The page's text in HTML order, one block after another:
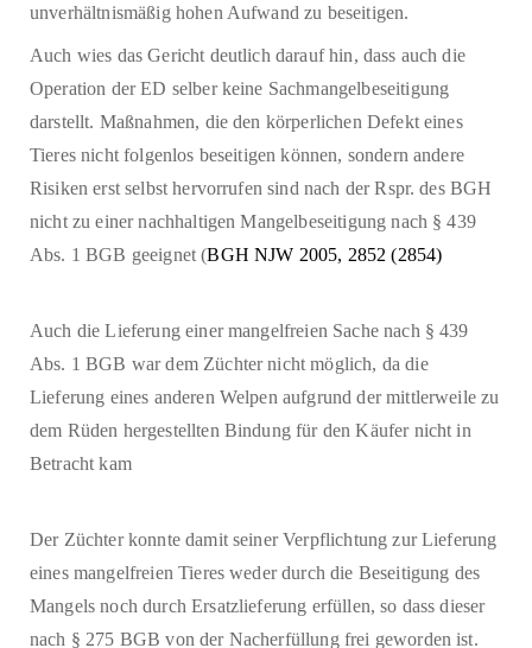
unverhältnismäßig hohen Aufwand zu beseitigen.
Auch wies das Gericht deutlich darauf hin, dass auch die
Operation der ED selber keine Sachmangelbeseitigung
darstellt. Maßnahmen, die den körperlichen Defekt eines
Tieres nicht folgenlos beseitigen können, sondern andere
Risiken erst selbst hervorrufen sind nach der Rspr. des BGH
nicht zu einer nachhaltigen Mangelbeseitigung nach § 439
Abs. 1 BGB geeignet (BGH NJW 2005, 2852 (2854)
Auch die Lieferung einer mangelfreien Sache nach § 439
Abs. 1 BGB war dem Züchter nicht möglich, da die
Lieferung eines anderen Welpen aufgrund der mittlerweile zu
dem Rüden hergestellten Bindung für den Käufer nicht in
Betracht kam
Der Züchter konnte damit seiner Verpflichtung zur Lieferung
eines mangelfreien Tieres weder durch die Beseitigung des
Mangels noch durch Ersatzlieferung erfüllen, so dass dieser
nach § 275 BGB von der Nacherfüllung frei geworden ist.